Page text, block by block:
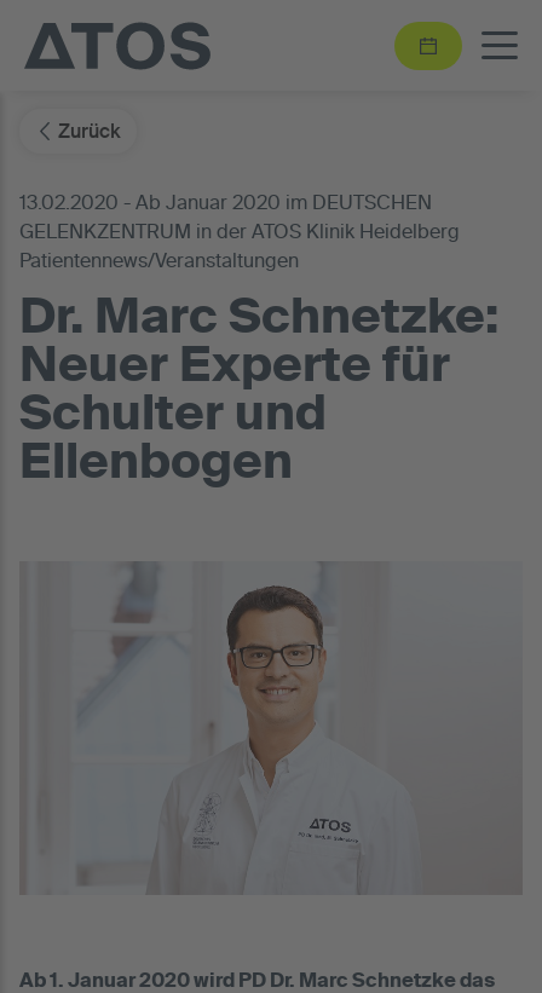
Zurück
13.02.2020 - Ab Januar 2020 im DEUTSCHEN
GELENKZENTRUM in der ATOS Klinik Heidelberg
Patientennews/Veranstaltungen
Dr. Marc Schnetzke:
Neuer Experte für
Schulter und
Ellenbogen
Ab 1. Januar 2020 wird PD Dr. Marc Schnetzke das